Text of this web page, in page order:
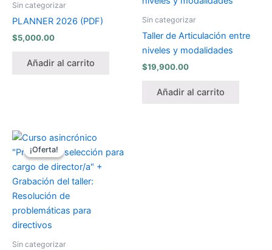
Sin categorizar
PLANNER 2026 (PDF)
$5,000.00
Añadir al carrito
Sin categorizar
Taller de Articulación entre
niveles y modalidades
$19,900.00
Añadir al carrito
¡Oferta!
¡Oferta!
Sin categorizar
El
original
era:
$134,600.00.
actual